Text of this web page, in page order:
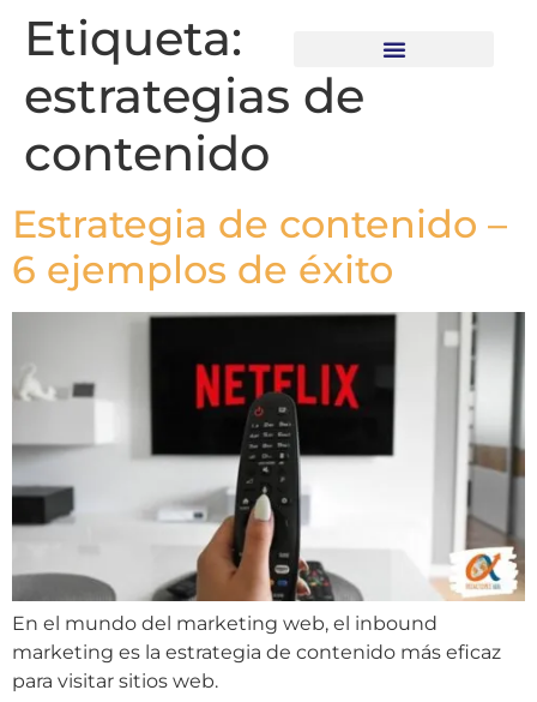
Etiqueta:
estrategias de
contenido
Estrategia de contenido –
6 ejemplos de éxito
En el mundo del marketing web, el inbound
marketing es la estrategia de contenido más eficaz
para visitar sitios web.